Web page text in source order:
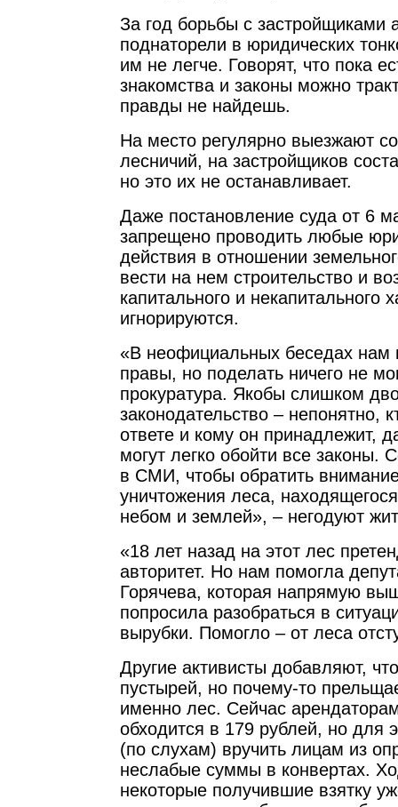
За год борьбы с застройщиками
поднаторели в юридических
им не легче. Говорят, что пока
знакомства и законы можно
правды не найдешь.
На место регулярно выезжают
лесничий, на застройщиков
но это их не останавливает.
Даже постановление суда от 6
запрещено проводить любые
действия в отношении
вести на нем строительство и
капитального и некапитального
игнорируются.
«В неофициальных беседах нам
правы, но поделать ничего не
прокуратура. Якобы слишком
законодательство – непонятно,
ответе и кому он принадлежит,
могут легко обойти все законы.
в СМИ, чтобы обратить
уничтожения леса,
небом и землей», – негодуют
«18 лет назад на этот лес
авторитет. Но нам помогла
Горячева, которая напрямую
попросила разобраться в
вырубки. Помогло – от леса
Другие активисты добавляют,
пустырей, но почему-то
именно лес. Сейчас
обходится в 179 рублей, но для
(по слухам) вручить лицам из
неслабые суммы в конвертах.
некоторые получившие взятку